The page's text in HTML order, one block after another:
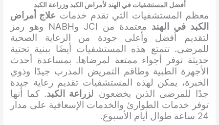
أفضل المستشفيات في الهند لأمراض الكبد وزراعة الكبد
معظم المستشفيات التي تقدم خدمات علاج أمراض
الكبد في الهند
معتمدة من JCI وNABH وهو رمز
لتقديم أفضل وأعلى جودة من الرعاية الصحية
للمرضى. تتمتع هذه المستشفيات أيضًا ببنية تحتية
حديثة توفر أجواء ممتعة لمرضاها. بمساعدة أحدث
الأجهزة الطبية وطاقم التمريض المدرب جيدًا وذوي
الخبرة، يمكن لهذه المستشفيات تقديم رعاية جيدة
جدًا للمرضى الذين يخضعون لزراعة الكبد. كما أنها
توفر خدمات الطوارئ والخدمات الإسعافية على مدار
24 ساعة طوال أيام الأسبوع.